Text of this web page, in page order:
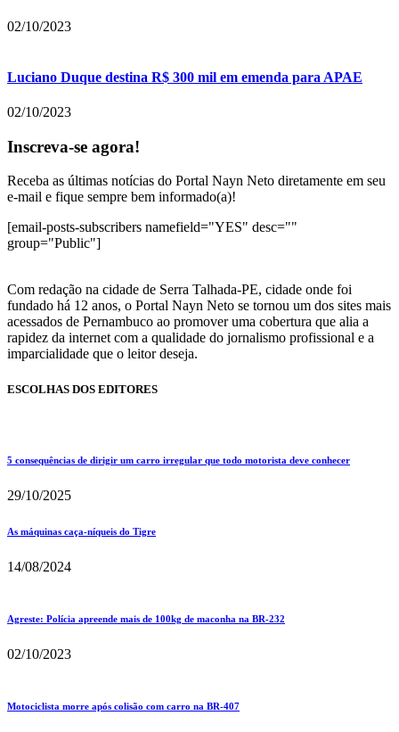
02/10/2023
Luciano Duque destina R$ 300 mil em emenda para APAE
02/10/2023
Inscreva-se agora!
Receba as últimas notícias do Portal Nayn Neto diretamente em seu
e-mail e fique sempre bem informado(a)!
[email-posts-subscribers namefield="YES" desc=""
group="Public"]
Com redação na cidade de Serra Talhada-PE, cidade onde foi
fundado há 12 anos, o Portal Nayn Neto se tornou um dos sites mais
acessados de Pernambuco ao promover uma cobertura que alia a
rapidez da internet com a qualidade do jornalismo profissional e a
imparcialidade que o leitor deseja.
ESCOLHAS DOS EDITORES
5 consequências de dirigir um carro irregular que todo motorista deve conhecer
29/10/2025
As máquinas caça-níqueis do Tigre
14/08/2024
Agreste: Polícia apreende mais de 100kg de maconha na BR-232
02/10/2023
Motociclista morre após colisão com carro na BR-407